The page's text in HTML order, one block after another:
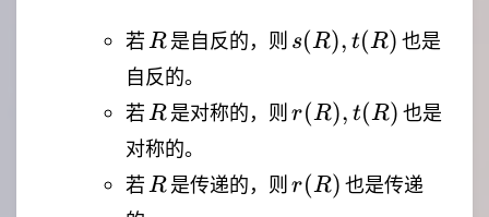
若 R
R是自反的，则 s(R),t(R)
s(R), t(R) 也是
自反的。
若 R
R是对称的，则r(R),t(R)
r(R), t(R) 也是
对称的。
若 R
R是传递的，则r(R)
r(R) 也是传递